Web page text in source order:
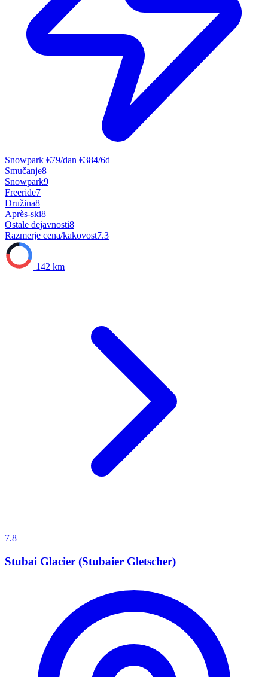
Snowpark €79/dan €384/6d
Smučanje8
Snowpark9
Freeride7
Družina8
Après-ski8
Ostale dejavnosti8
Razmerje cena/kakovost7.3
142 km
7.8
Stubai Glacier (Stubaier Gletscher)